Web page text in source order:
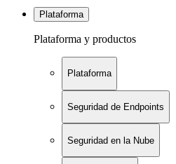
Plataforma
Plataforma y productos
Plataforma
Seguridad de Endpoints
Seguridad en la Nube